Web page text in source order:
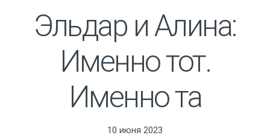
Эльдар и Алина:
Именно тот.
Именно та
10 июня 2023